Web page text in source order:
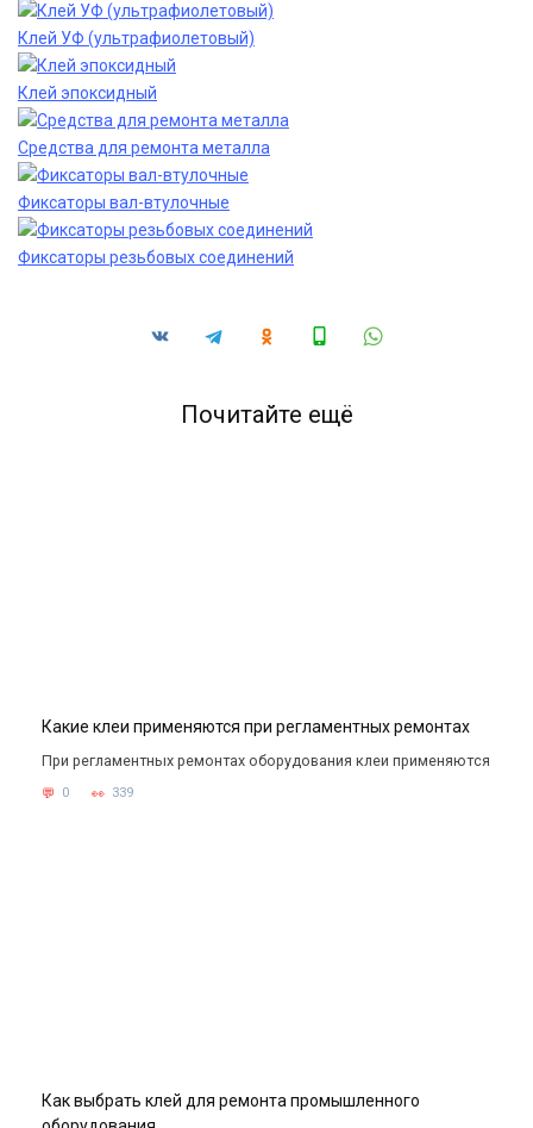
Клей УФ (ультрафиолетовый)
Клей эпоксидный
Средства для ремонта металла
Фиксаторы вал-втулочные
Фиксаторы резьбовых соединений
Почитайте ещё
Какие клеи применяются при регламентных ремонтах
При регламентных ремонтах оборудования клеи применяются
0 339
Как выбрать клей для ремонта промышленного